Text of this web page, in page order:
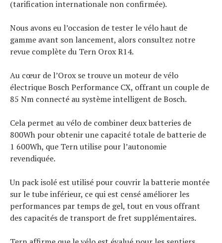
(tarification internationale non confirmée).
Nous avons eu l’occasion de tester le vélo haut de
gamme avant son lancement, alors consultez notre
revue complète du Tern Orox R14.
Au cœur de l’Orox se trouve un moteur de vélo
électrique Bosch Performance CX, offrant un couple de
85 Nm connecté au système intelligent de Bosch.
Cela permet au vélo de combiner deux batteries de
800Wh pour obtenir une capacité totale de batterie de
1 600Wh, que Tern utilise pour l’autonomie
revendiquée.
Un pack isolé est utilisé pour couvrir la batterie montée
sur le tube inférieur, ce qui est censé améliorer les
performances par temps de gel, tout en vous offrant
des capacités de transport de fret supplémentaires.